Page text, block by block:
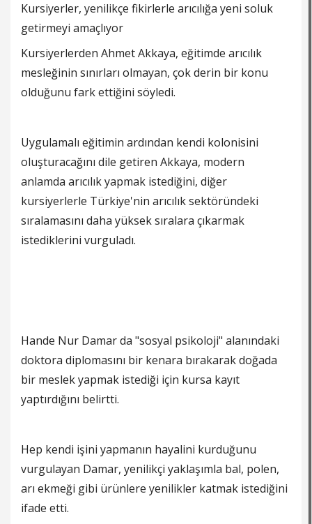
Kursiyerler, yenilikçe fikirlerle arıcılığa yeni soluk
getirmeyi amaçlıyor
Kursiyerlerden Ahmet Akkaya, eğitimde arıcılık
mesleğinin sınırları olmayan, çok derin bir konu
olduğunu fark ettiğini söyledi.
Uygulamalı eğitimin ardından kendi kolonisini
oluşturacağını dile getiren Akkaya, modern
anlamda arıcılık yapmak istediğini, diğer
kursiyerlerle Türkiye'nin arıcılık sektöründeki
sıralamasını daha yüksek sıralara çıkarmak
istediklerini vurguladı.
Hande Nur Damar da "sosyal psikoloji" alanındaki
doktora diplomasını bir kenara bırakarak doğada
bir meslek yapmak istediği için kursa kayıt
yaptırdığını belirtti.
Hep kendi işini yapmanın hayalini kurduğunu
vurgulayan Damar, yenilikçi yaklaşımla bal, polen,
arı ekmeği gibi ürünlere yenilikler katmak istediğini
ifade etti.